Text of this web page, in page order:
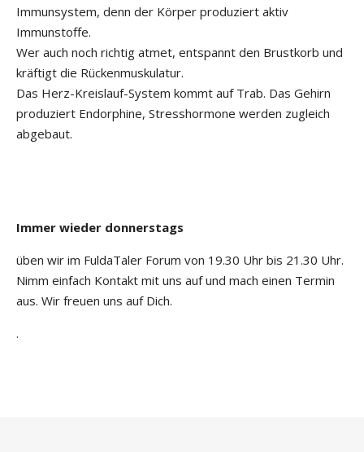
Immunsystem, denn der Körper produziert aktiv
Immunstoffe.
Wer auch noch richtig atmet, entspannt den Brustkorb und
kräftigt die Rückenmuskulatur.
Das Herz-Kreislauf-System kommt auf Trab. Das Gehirn
produziert Endorphine, Stresshormone werden zugleich
abgebaut.
Immer wieder donnerstags
üben wir im FuldaTaler Forum von 19.30 Uhr bis 21.30 Uhr.
Nimm einfach Kontakt mit uns auf und mach einen Termin
aus. Wir freuen uns auf Dich.
.